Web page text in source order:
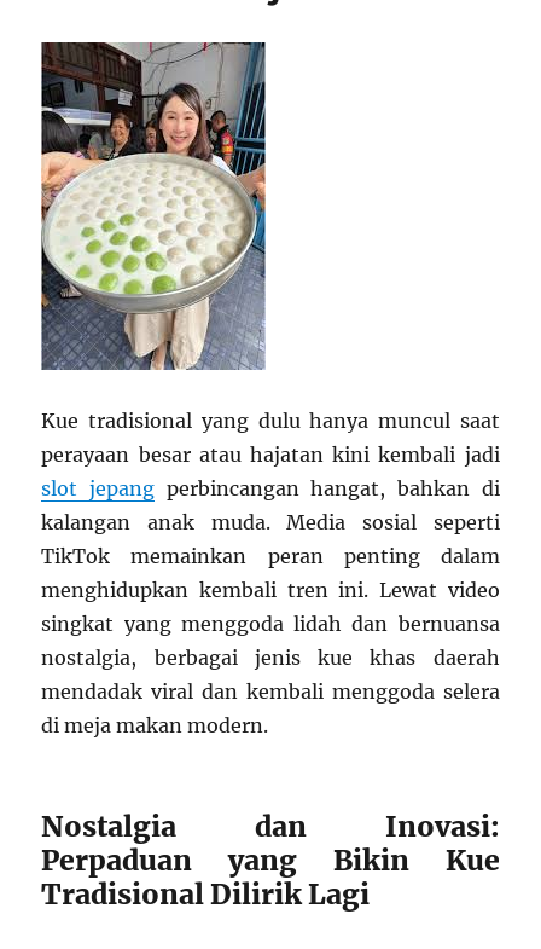
Kue tradisional yang dulu hanya muncul saat
perayaan besar atau hajatan kini kembali jadi
slot jepang perbincangan hangat, bahkan di
kalangan anak muda. Media sosial seperti
TikTok memainkan peran penting dalam
menghidupkan kembali tren ini. Lewat video
singkat yang menggoda lidah dan bernuansa
nostalgia, berbagai jenis kue khas daerah
mendadak viral dan kembali menggoda selera
di meja makan modern.
Nostalgia dan Inovasi:
Perpaduan yang Bikin Kue
Tradisional Dilirik Lagi